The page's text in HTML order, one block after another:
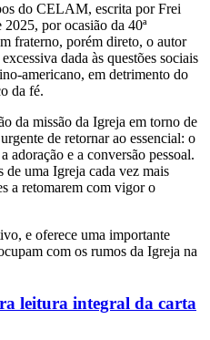
do CELAM, escrita por Frei
por ocasião da 40ª
fraterno, porém direto, o autor
dada às questões sociais
americano, em detrimento do
da fé.
da missão da Igreja em torno de
de retornar ao essencial: o
adoração e a conversão pessoal.
uma Igreja cada vez mais
a retomarem com vigor o
e oferece uma importante
com os rumos da Igreja na
leitura integral da carta